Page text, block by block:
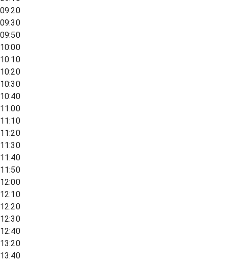
09:20
09:30
09:50
10:00
10:10
10:20
10:30
10:40
11:00
11:10
11:20
11:30
11:40
11:50
12:00
12:10
12:20
12:30
12:40
13:20
13:40